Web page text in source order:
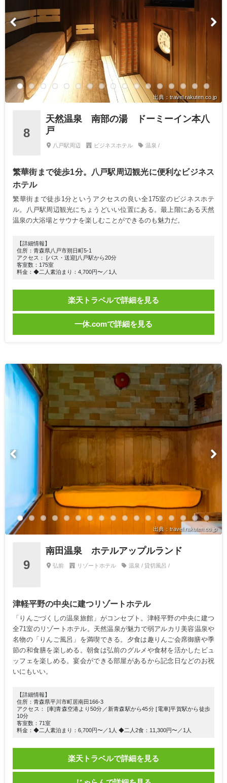
出典：travel.rakuten.co.jp
8
天然温泉 南部の湯 ドーミーイン本八
戸
八戸駅周辺 ビジネスホテル 温泉 /
繁華街まで徒歩1分。八戸駅周辺観光に便利なビジネス
ホテル
繁華街まで徒歩1分というアクセスの良い全175室のビジネスホテ
ル。八戸駅周辺観光にちょうどいい位置にある。最上階にある天然
温泉の大浴場とサウナを楽しむことができるのも魅力だ。
【詳細情報】
住所：青森県八戸市朔日町5-1
アクセス： [バス・送迎]八戸駅から20分
客室数：175室
料金：◆二人素泊まり：4,700円〜／1人
楽天トラベルで詳細を見る
一休.comで詳細を見る
出典：travel.rakuten.co.jp
9
南田温泉 ホテルアップルランド
弘前 リゾートホテル 温泉 / 貸切風呂 /
津軽平野の中央に建つリゾートホテル
「りんごづくしの温泉旅館」がコンセプト。津軽平野の中央に建つ
全71室のリゾートホテル。天然温泉が魅力で弱アルカリ美容温泉や
名物の「りんご風呂」を満喫できる。夕食は趣りんご会席御膳や季
節の和食膳を楽しめる。朝食は弘前のグルメや食材を活かしたビュ
ッフェを楽しめる。宴会ができる部屋があるから記念日などのお祝
いにもいい。
【詳細情報】
住所：青森県平川市町居南田166-3
アクセス： [車]青森空港より50分／新青森駅から45分 [電車]平賀駅から徒歩
10分
客室数：71室
料金：◆二人素泊まり：6,700円〜／1人 ◆二人2食：11,300円〜／1人
楽天トラベルで詳細を見る